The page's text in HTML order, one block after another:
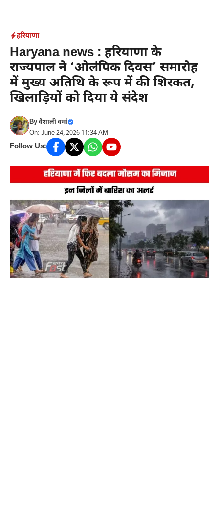
content
हरियाणा
Haryana news : हरियाणा के
राज्यपाल ने ‘ओलंपिक दिवस’ समारोह
में मुख्य अतिथि के रूप में की शिरकत,
खिलाड़ियों को दिया ये संदेश
Byवैशाली वर्मा
On: June 24, 2026 11:34 AM
Follow Us: